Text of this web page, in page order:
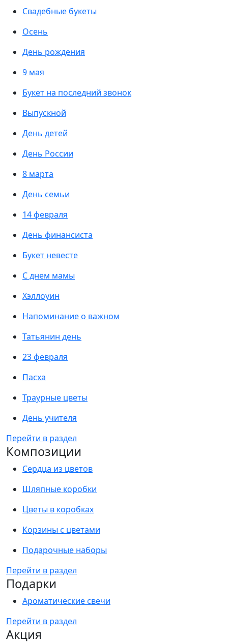
Свадебные букеты
Осень
День рождения
9 мая
Букет на последний звонок
Выпускной
День детей
День России
8 марта
День семьи
14 февраля
День финансиста
Букет невесте
С днем мамы
Хэллоуин
Напоминание о важном
Татьянин день
23 февраля
Пасха
Траурные цветы
День учителя
Перейти в раздел
Композиции
Сердца из цветов
Шляпные коробки
Цветы в коробках
Корзины с цветами
Подарочные наборы
Перейти в раздел
Подарки
Ароматические свечи
Перейти в раздел
Акция